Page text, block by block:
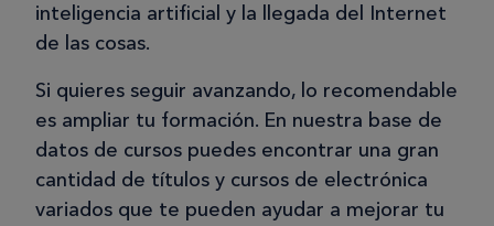
inteligencia artificial y la llegada del Internet
de las cosas.
Si quieres seguir avanzando, lo recomendable
es ampliar tu formación. En nuestra base de
datos de cursos puedes encontrar una gran
cantidad de títulos y cursos de electrónica
variados que te pueden ayudar a mejorar tu